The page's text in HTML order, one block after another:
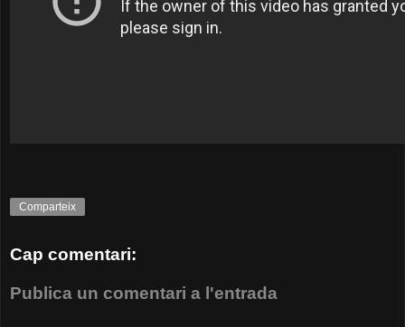
Comparteix
Cap comentari:
Publica un comentari a l'entrada